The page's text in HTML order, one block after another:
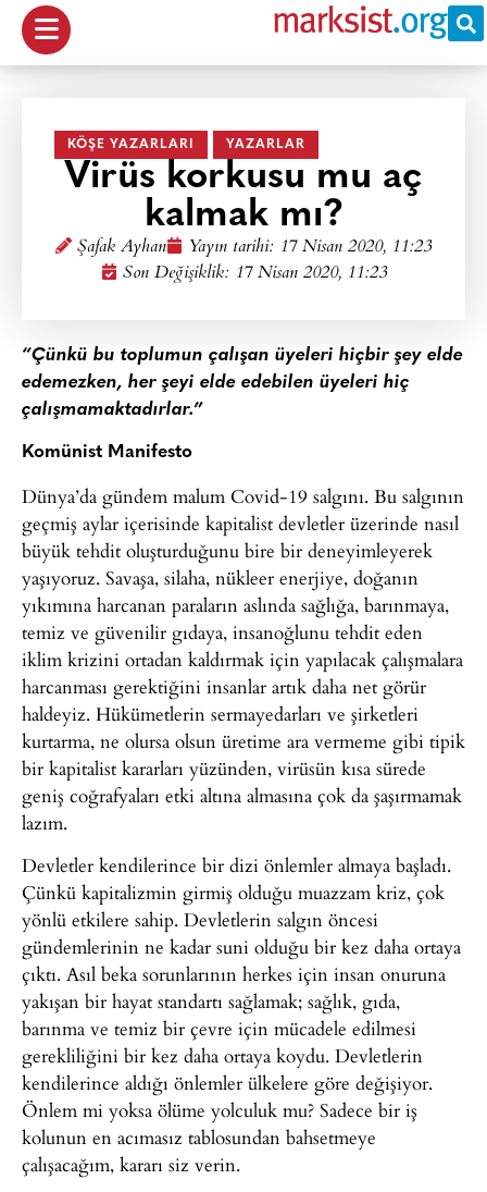
KÖŞE YAZARLARI YAZARLAR
Virüs korkusu mu aç
kalmak mı?
Şafak Ayhan Yayın tarihi: 17 Nisan 2020, 11:23
Son Değişiklik: 17 Nisan 2020, 11:23
“Çünkü bu toplumun çalışan üyeleri hiçbir şey elde
edemezken, her şeyi elde edebilen üyeleri hiç
çalışmamaktadırlar.”
Komünist Manifesto
Dünya’da gündem malum Covid-19 salgını. Bu salgının
geçmiş aylar içerisinde kapitalist devletler üzerinde nasıl
büyük tehdit oluşturduğunu bire bir deneyimleyerek
yaşıyoruz. Savaşa, silaha, nükleer enerjiye, doğanın
yıkımına harcanan paraların aslında sağlığa, barınmaya,
temiz ve güvenilir gıdaya, insanoğlunu tehdit eden
iklim krizini ortadan kaldırmak için yapılacak çalışmalara
harcanması gerektiğini insanlar artık daha net görür
haldeyiz. Hükümetlerin sermayedarları ve şirketleri
kurtarma, ne olursa olsun üretime ara vermeme gibi tipik
bir kapitalist kararları yüzünden, virüsün kısa sürede
geniş coğrafyaları etki altına almasına çok da şaşırmamak
lazım.
Devletler kendilerince bir dizi önlemler almaya başladı.
Çünkü kapitalizmin girmiş olduğu muazzam kriz, çok
yönlü etkilere sahip. Devletlerin salgın öncesi
gündemlerinin ne kadar suni olduğu bir kez daha ortaya
çıktı. Asıl beka sorunlarının herkes için insan onuruna
yakışan bir hayat standartı sağlamak; sağlık, gıda,
barınma ve temiz bir çevre için mücadele edilmesi
gerekliliğini bir kez daha ortaya koydu. Devletlerin
kendilerince aldığı önlemler ülkelere göre değişiyor.
Önlem mi yoksa ölüme yolculuk mu? Sadece bir iş
kolunun en acımasız tablosundan bahsetmeye
çalışacağım, kararı siz verin.